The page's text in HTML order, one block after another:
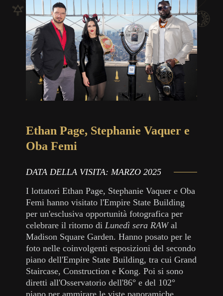
Ethan Page, Stephanie Vaquer e
Oba Femi
DATA DELLA VISITA: MARZO 2025
I lottatori Ethan Page, Stephanie Vaquer e Oba
Femi hanno visitato l'Empire State Building
per un'esclusiva opportunità fotografica per
celebrare il ritorno di Lunedì sera RAWal
Madison Square Garden. Hanno posato per le
foto nelle coinvolgenti esposizioni del secondo
piano dell'Empire State Building, tra cui Grand
Staircase, Construction e Kong. Poi si sono
diretti all'Osservatorio dell'86° e del 102°
piano per ammirare le viste panoramiche